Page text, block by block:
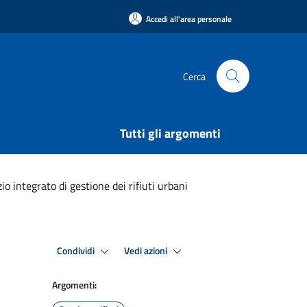
Accedi all'area personale
Cerca
Tutti gli argomenti
integrato di gestione dei rifiuti urbani
Condividi Vedi azioni
Argomenti: